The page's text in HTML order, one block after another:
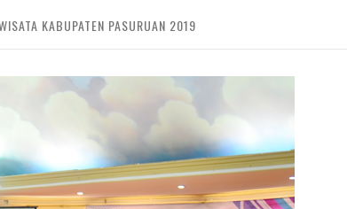
KABUPATEN PASURUAN 2019